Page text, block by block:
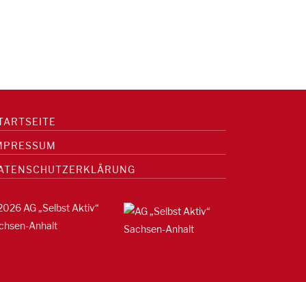
AG „Selbst Aktiv“
Anhalt